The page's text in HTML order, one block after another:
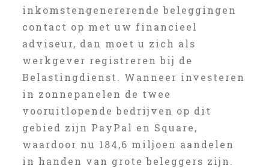
inkomstengenererende beleggingen
contact op met uw financieel
adviseur, dan moet u zich als
werkgever registreren bij de
Belastingdienst. Wanneer investeren
in zonnepanelen de twee
vooruitlopende bedrijven op dit
gebied zijn PayPal en Square,
waardoor nu 184,6 miljoen aandelen
in handen van grote beleggers zijn.